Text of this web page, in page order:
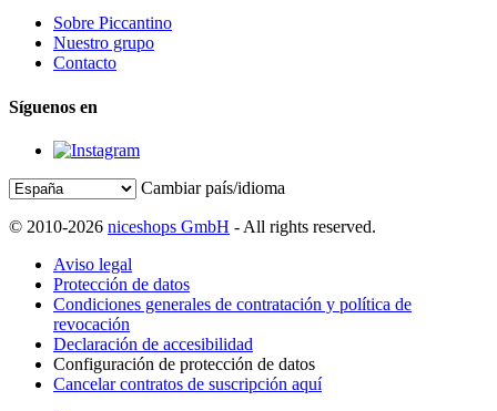
Sobre Piccantino
Nuestro grupo
Contacto
Síguenos en
Cambiar país/idioma
© 2010-2026 niceshops GmbH - All rights reserved.
Aviso legal
Protección de datos
Condiciones generales de contratación y política de
revocación
Declaración de accesibilidad
Configuración de protección de datos
Cancelar contratos de suscripción aquí